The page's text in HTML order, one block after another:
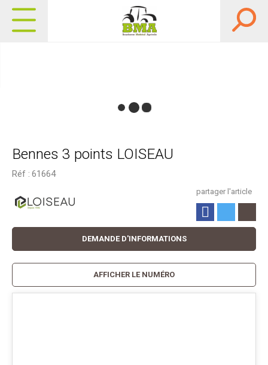
Bennes 3 points LOISEAU
Réf : 61664
partager l'article
DEMANDE D'INFORMATIONS
AFFICHER LE NUMÉRO